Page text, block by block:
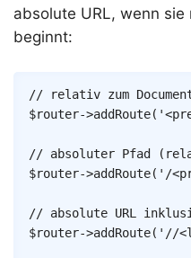
absolute URL, wenn
beginnt:
// relativ zum
$router->addRoute(
// absoluter Pfad
$router->addRoute( '/
// absolute URL
$router->addRoute( '//